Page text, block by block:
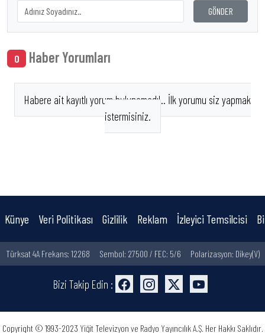
GÖNDER
0 Haber Yorumları
Habere ait kayıtlı yorum bulunamadı!.. İlk yorumu siz yapmak
istermisiniz.
Künye Veri Politikası Gizlilik Reklam İzleyici Temsilcisi
Türksat 4A Frekans: 12268 Sembol: 27500 / FEC: 5/6 Polarizasyon: Dikey(V)
Bizi Takip Edin :
Copyright © 1993-2023 Yiğit Televizyon ve Radyo Yayıncılık A.Ş. Her Hakkı Saklıdır.